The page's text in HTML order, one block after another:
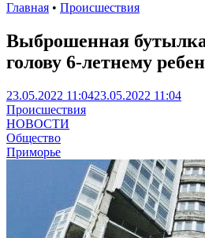
Главная • Происшествия
Выброшенная
голову 6-летнему
23.05.2022 11:0423.05.2022 11:04
Происшествия
НОВОСТИ
Общество
Приморье